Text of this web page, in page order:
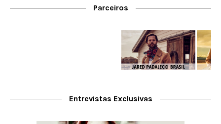
Parceiros
Entrevistas Exclusivas